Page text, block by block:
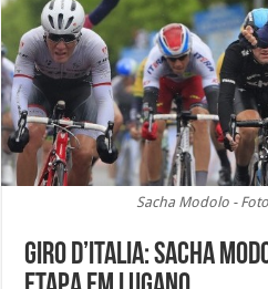
Sacha Modolo -
Giro d’Italia: Sacha